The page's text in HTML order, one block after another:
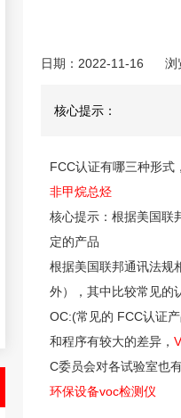
日期：2022-11-16 浏
核心提示：
FCC认证有哪三种形式
非甲烷总烃
核心提示：根据美国联
定的产品
根据美国联邦通讯法规
外），其中比较常见的
OC:(常见的 FCC认证
和程序有较大的差异，
C委员会对各试验室也
环保设备voc检测仪